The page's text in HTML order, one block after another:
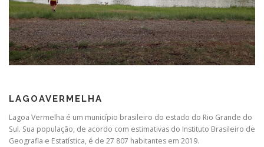
LAGOAVERMELHA
Lagoa Vermelha é um município brasileiro do estado do Rio Grande do
Sul. Sua população, de acordo com estimativas do Instituto Brasileiro de
Geografia e Estatística, é de 27 807 habitantes em 2019.